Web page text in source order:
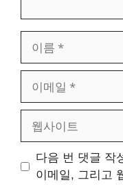
일
트
다음 번 댓글 작
이메일, 그리고